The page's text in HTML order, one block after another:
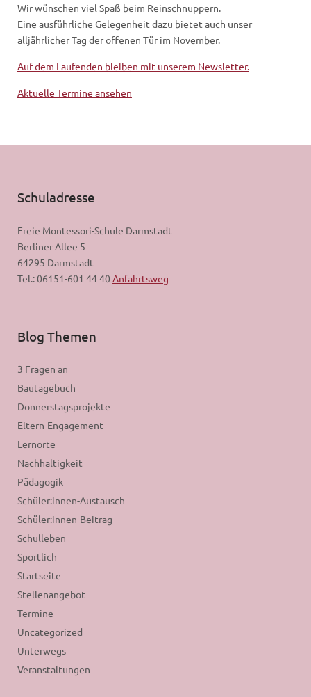
Wir wünschen viel Spaß beim Reinschnuppern.
Eine ausführliche Gelegenheit dazu bietet auch unser
alljährlicher Tag der offenen Tür im November.
Auf dem Laufenden bleiben mit unserem Newsletter.
Aktuelle Termine ansehen
Schuladresse
Freie Montessori-Schule Darmstadt
Berliner Allee 5
64295 Darmstadt
Tel.: 06151-601 44 40 Anfahrtsweg
Blog Themen
3 Fragen an
Bautagebuch
Donnerstagsprojekte
Eltern-Engagement
Lernorte
Nachhaltigkeit
Pädagogik
Schüler:innen-Austausch
Schüler:innen-Beitrag
Schulleben
Sportlich
Startseite
Stellenangebot
Termine
Uncategorized
Unterwegs
Veranstaltungen